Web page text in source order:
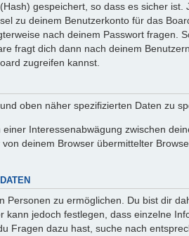
gespeichert, so dass es sicher
zu deinem Benutzerkonto für das
nach deinem Passwort fragen.
fragt dich dann nach deinem
zugreifen kannst.
oben näher spezifizierten Daten zu
Interessenabwägung zwischen
deinem Browser übermittelter
Personen zu ermöglichen. Du bist dir
jedoch festlegen, dass einzelne
Fragen dazu hast, suche nach